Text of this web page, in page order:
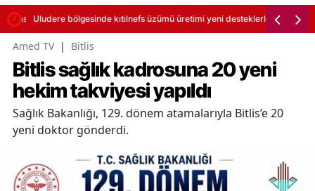
sevindirdi
Uludere bölgesinde kıtılnefs üzümü üretimi yeni desteklerle büyüyor
Amed TV | Bitlis
Bitlis sağlık kadrosuna 20 yeni
hekim takviyesi yapıldı
Sağlık Bakanlığı, 129. dönem atamalarıyla Bitlis’e 20
yeni doktor gönderdi.